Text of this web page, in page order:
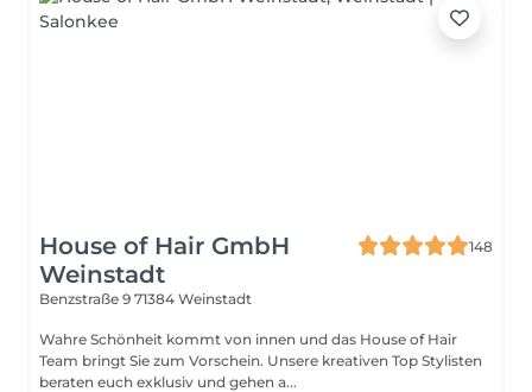
House of Hair GmbH
Weinstadt
148
Benzstraße 9 71384 Weinstadt
Wahre Schönheit kommt von innen und das House of Hair
Team bringt Sie zum Vorschein. Unsere kreativen Top Stylisten
beraten euch exklusiv und gehen a...